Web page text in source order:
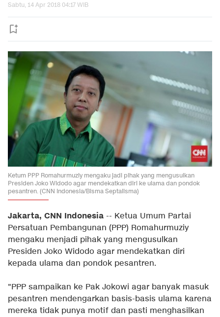
Sabtu, 14 Apr 2018 04:17 WIB
Ketum PPP Romahurmuziy mengaku jadi pihak yang mengusulkan
Presiden Joko Widodo agar mendekatkan diri ke ulama dan pondok
pesantren. (CNN Indonesia/Bisma Septalisma)
Jakarta, CNN Indonesia -- Ketua Umum Partai
Persatuan Pembangunan (PPP) Romahurmuziy
mengaku menjadi pihak yang mengusulkan
Presiden Joko Widodo agar mendekatkan diri
kepada ulama dan pondok pesantren.
"PPP sampaikan ke Pak Jokowi agar banyak masuk
pesantren mendengarkan basis-basis ulama karena
mereka tidak punya motif dan pasti menghasilkan